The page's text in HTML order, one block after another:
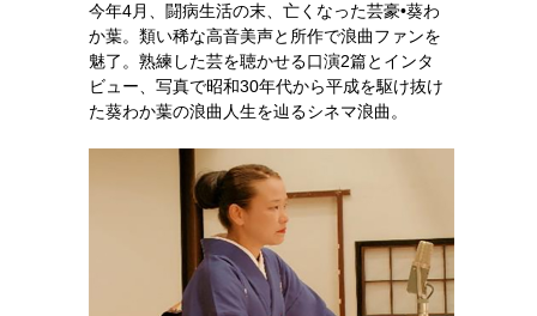
今年4月、闘病生活の末、亡くなった芸豪•葵わ
か葉。類い稀な高音美声と所作で浪曲ファンを
魅了。熟練した芸を聴かせる口演2篇とインタ
ビュー、写真で昭和30年代から平成を駆け抜け
た葵わか葉の浪曲人生を辿るシネマ浪曲。